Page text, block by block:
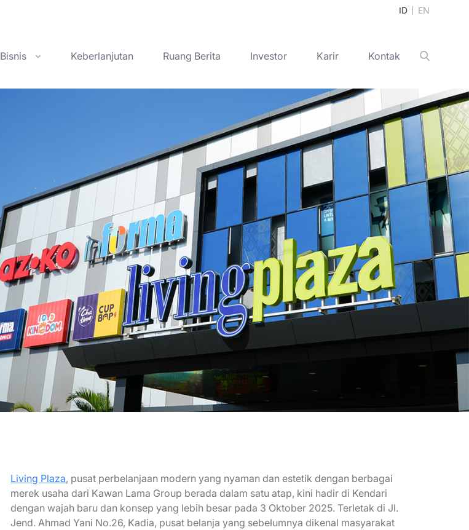
ID EN
Bisnis Keberlanjutan Ruang Berita Investor Karir Kontak
Cari
+
+
Living Plaza, pusat perbelanjaan modern yang nyaman dan estetik dengan berbagai
merek usaha dari Kawan Lama Group berada dalam satu atap, kini hadir di Kendari
dengan wajah baru dan konsep yang lebih besar pada 3 Oktober 2025. Terletak di Jl.
Jend. Ahmad Yani No.26, Kadia, pusat belanja yang sebelumnya dikenal masyarakat